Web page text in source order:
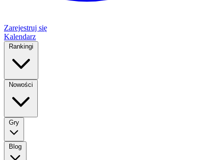
Zarejestruj się
Kalendarz
Rankingi
Nowości
Gry
Blog